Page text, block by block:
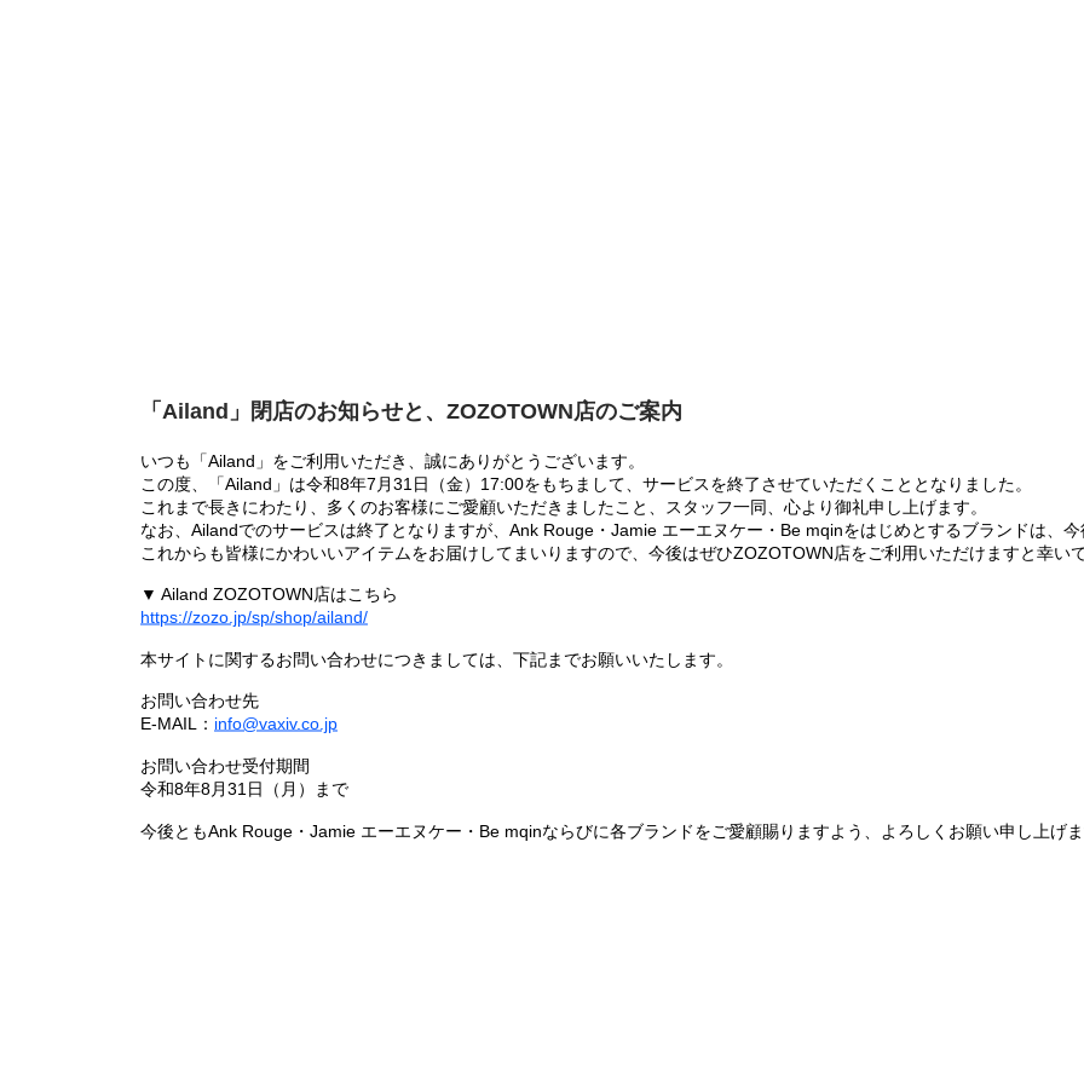
「Ailand」閉店のお知らせと、ZOZOTOWN店のご案内
いつも「Ailand」をご利用いただき、誠にありがとうございます。
この度、「Ailand」は令和8年7月31日（金）17:00をもちまして、サービスを終了させていただくこととなりました。
これまで長きにわたり、多くのお客様にご愛顧いただきましたこと、スタッフ一同、心より御礼申し上げます。
なお、Ailandでのサービスは終了となりますが、Ank Rouge・Jamie エーエヌケー・Be mqinをはじめとするブランドは、
これからも皆様にかわいいアイテムをお届けしてまいりますので、今後はぜひZOZOTOWN店をご利用いただけますと幸いで
▼ Ailand ZOZOTOWN店はこちら
https://zozo.jp/sp/shop/ailand/
本サイトに関するお問い合わせにつきましては、下記までお願いいたします。
お問い合わせ先
E-MAIL： info@vaxiv.co.jp
お問い合わせ受付期間
令和8年8月31日（月）まで
今後ともAnk Rouge・Jamie エーエヌケー・Be mqinならびに各ブランドをご愛顧賜りますよう、よろしくお願い申し上げま